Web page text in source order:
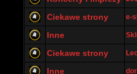
Ciekawe strony e-
Inne
Ciekawe strony
Inne